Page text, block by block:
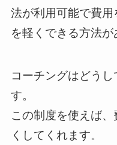
法が利用可能で費
を軽くできる方法が
コーチングはどう
す。
この制度を使えば
くしてくれます。